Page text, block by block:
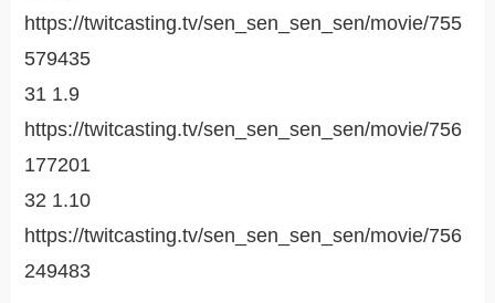
https://twitcasting.tv/sen_sen_sen_sen/movie/755
579435
31 1.9
https://twitcasting.tv/sen_sen_sen_sen/movie/756
177201
32 1.10
https://twitcasting.tv/sen_sen_sen_sen/movie/756
249483